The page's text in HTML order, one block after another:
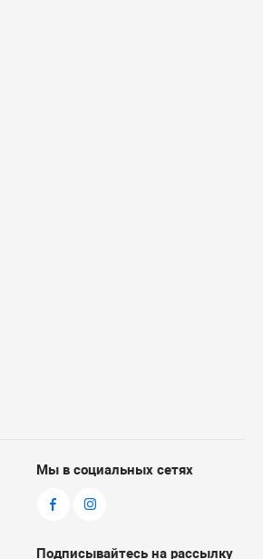
Мы в социальных сетях
Подписывайтесь на рассылку